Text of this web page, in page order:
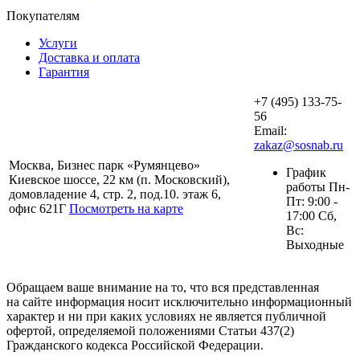
Покупателям
Услуги
Доставка и оплата
Гарантия
Москва, Бизнес парк «Румянцево»
Киевское шоссе, 22 км (п. Московский),
домовладение 4, стр. 2, под.10. этаж 6,
офис 621Г Посмотреть на карте
+7 (495) 133-75-
56
Email:
zakaz@sosnab.ru
График
работы Пн-
Пт: 9:00 -
17:00 Сб,
Вс:
Выходные
Обращаем ваше внимание на то, что вся представленная
на сайте информация носит исключительно информационный
характер и ни при каких условиях не является публичной
офертой, определяемой положениями Статьи 437(2)
Гражданского кодекса Российской Федерации.